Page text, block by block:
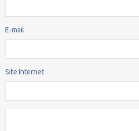
E-mail
Site Internet